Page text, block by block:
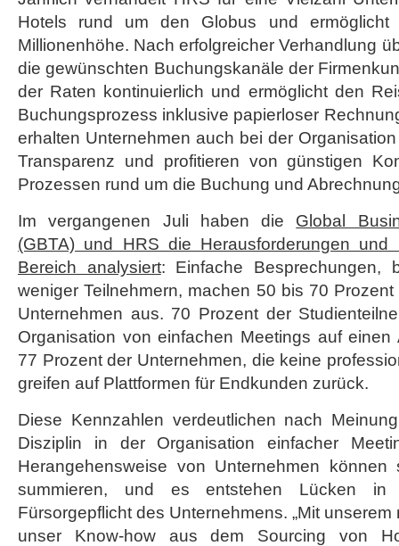
Hotels rund um den Globus und ermöglicht
Millionenhöhe. Nach erfolgreicher Verhandlung
die gewünschten Buchungskanäle der
der Raten kontinuierlich und ermöglicht den
Buchungsprozess inklusive papierloser
erhalten Unternehmen auch bei der
Transparenz und profitieren von günstigen
Prozessen rund um die Buchung und
Im vergangenen Juli haben die Global
(GBTA) und HRS die Herausforderungen und
Bereich analysiert: Einfache Besprechungen,
weniger Teilnehmern, machen 50 bis 70
Unternehmen aus. 70 Prozent der
Organisation von einfachen Meetings auf einen
77 Prozent der Unternehmen, die keine
greifen auf Plattformen für Endkunden zurück.
Diese Kennzahlen verdeutlichen nach
Disziplin in der Organisation einfacher
Herangehensweise von Unternehmen
summieren, und es entstehen Lücken in
Fürsorgepflicht des Unternehmens. „Mit
unser Know-how aus dem Sourcing von